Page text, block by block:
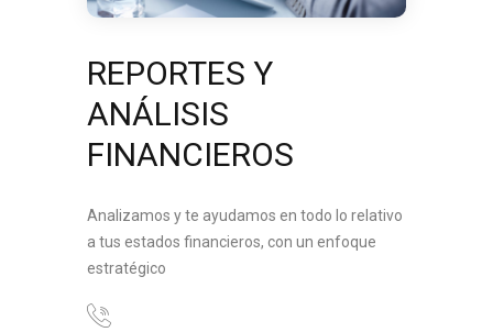
REPORTES Y
ANÁLISIS
FINANCIEROS
Analizamos y te ayudamos en todo lo relativo
a tus estados financieros, con un enfoque
estratégico